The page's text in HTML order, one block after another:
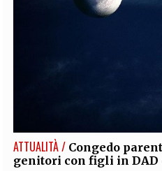
ATTUALITÀ / Congedo
genitori con figli in DAD